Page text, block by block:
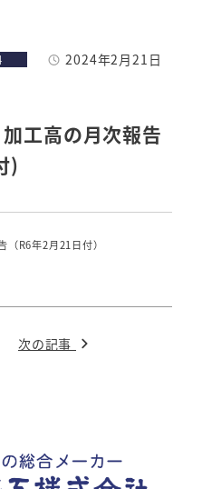
ナー・講習会などの開催案内
行事案内
工高の月次報告
)
投稿日2024年2月21日
R6年2月21日付）
次の記事